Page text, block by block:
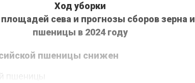
Ход уборки
сева и прогнозы сборов зерна и
пшеницы в 2024 году
пшеницы снижен
пшеницы